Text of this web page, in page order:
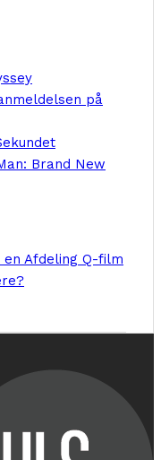
Brand New
Afdeling Q-film